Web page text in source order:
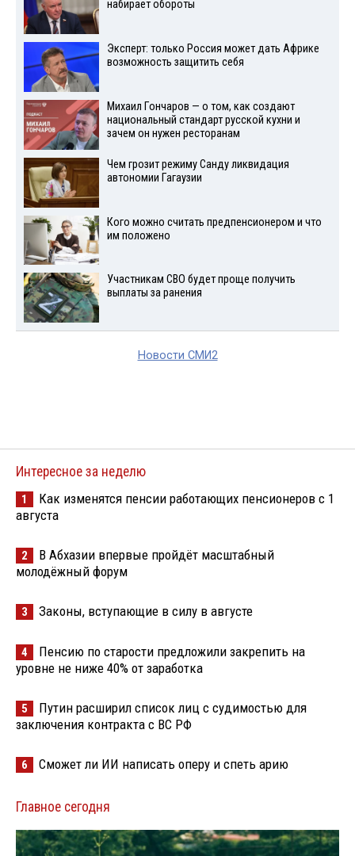
набирает обороты
Эксперт: только Россия может дать Африке
возможность защитить себя
Михаил Гончаров — о том, как создают
национальный стандарт русской кухни и
зачем он нужен ресторанам
Чем грозит режиму Санду ликвидация
автономии Гагаузии
Кого можно считать предпенсионером и что
им положено
Участникам СВО будет проще получить
выплаты за ранения
Новости СМИ2
Интересное за неделю
1
Как изменятся пенсии работающих пенсионеров с 1
августа
2
В Абхазии впервые пройдёт масштабный
молодёжный форум
3 Законы, вступающие в силу в августе
4
Пенсию по старости предложили закрепить на
уровне не ниже 40% от заработка
5
Путин расширил список лиц с судимостью для
заключения контракта с ВС РФ
6 Сможет ли ИИ написать оперу и спеть арию
Главное сегодня